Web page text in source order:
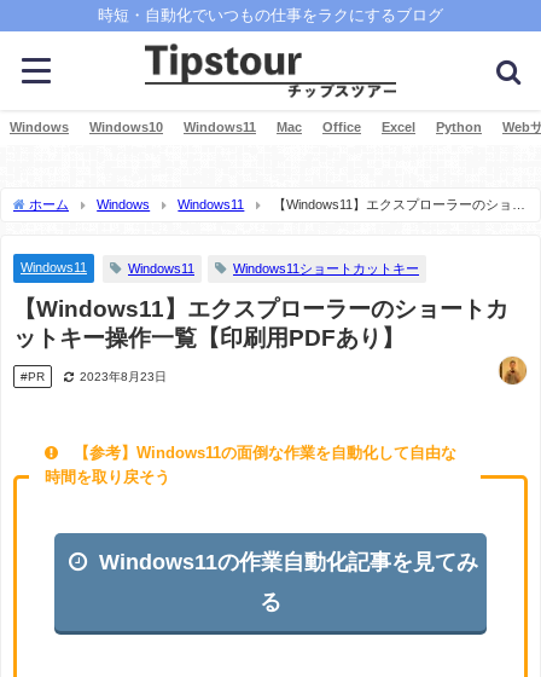
時短・自動化でいつもの仕事をラクにするブログ
Windows Windows10 Windows11 Mac Office Excel Python Web
ホーム Windows Windows11
【Windows11】エクスプローラーのショー
Windows11 Windows11 Windows11ショートカットキー
【Windows11】エクスプローラーのショートカ
ットキー操作一覧【印刷用PDFあり】
#PR 2023年8月23日
【参考】Windows11の面倒な作業を自動化して自由な
時間を取り戻そう
Windows11の作業自動化記事を見てみ
る